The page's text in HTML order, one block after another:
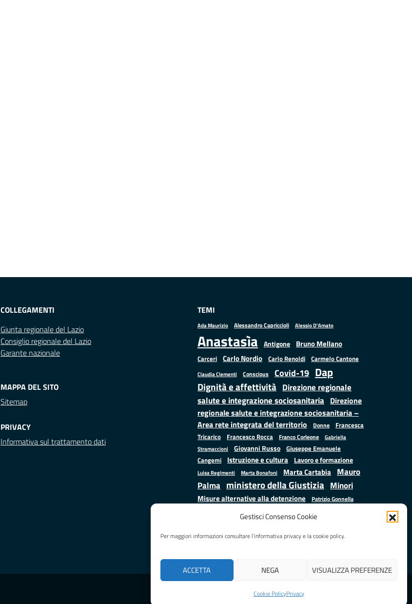
Gestisci Consenso Cookie
Per maggiori informazioni consultare l’informativa privacy e la cookie policy.
ACCETTA NEGA VISUALIZZA PREFERENZE
Cookie PolicyPrivacy
COLLEGAMENTI
Giunta regionale del Lazio
Consiglio regionale del Lazio
Garante nazionale
MAPPA DEL SITO
Sitemap
PRIVACY
Informativa sul trattamento dati
TEMI
Ada Maurizio Alessandro Capriccioli Alessio D'Amato
Anastasìa Antigone Bruno Mellano
Carceri Carlo Nordio Carlo Renoldi Carmelo Cantone
Claudia Clementi Conscious Covid-19 Dap
Dignità e affettività Direzione regionale
salute e integrazione sociosanitaria Direzione
regionale salute e integrazione sociosanitaria –
Area rete integrata del territorio
Donne
Francesca
Tricarico
Francesco Rocca Franco Corleone
Gabriella
Stramaccioni
Giovanni Russo Giuseppe Emanuele
Cangemi
Istruzione e cultura Lavoro e formazione
Luisa Regimenti Marta Bonafoni Marta Cartabia Mauro
Palma ministero della Giustizia Minori
Misure alternative alla detenzione Patrizio Gonnella
Samuele Ciambriello
Mattarella Situazione in numeri
Stefano
Realizzato da